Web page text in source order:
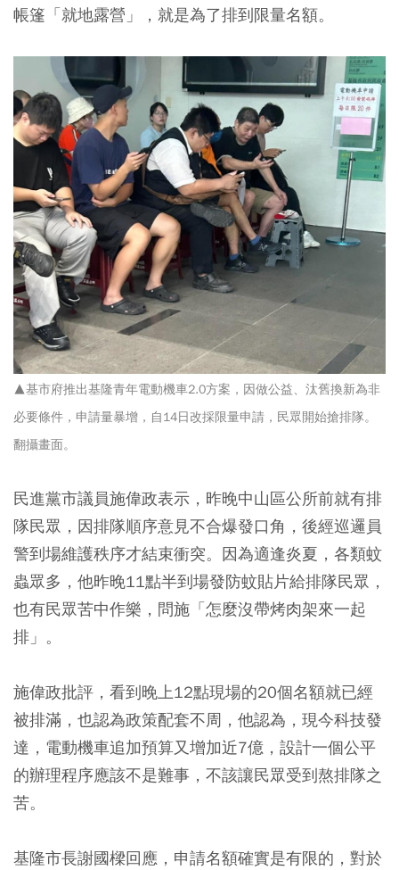
帳篷「就地露營」，就是為了排到限量名額。
▲基市府推出基隆青年電動機車2.0方案，因做公益、汰舊換新為非
必要條件，申請量暴增，自14日改採限量申請，民眾開始搶排隊。
翻攝畫面。
民進黨市議員施偉政表示，昨晚中山區公所前就有排
隊民眾，因排隊順序意見不合爆發口角，後經巡邏員
警到場維護秩序才結束衝突。因為適逢炎夏，各類蚊
蟲眾多，他昨晚11點半到場發防蚊貼片給排隊民眾，
也有民眾苦中作樂，問施「怎麼沒帶烤肉架來一起
排」。
施偉政批評，看到晚上12點現場的20個名額就已經
被排滿，也認為政策配套不周，他認為，現今科技發
達，電動機車追加預算又增加近7億，設計一個公平
的辦理程序應該不是難事，不該讓民眾受到熬排隊之
苦。
基隆市長謝國樑回應，申請名額確實是有限的，對於